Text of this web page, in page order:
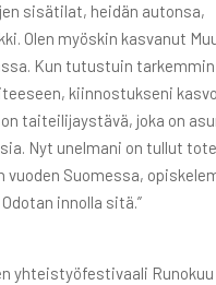
sisätilat, heidän autonsa,
Olen myöskin kasvanut
Kun tutustuin tarkemmin
kiinnostukseni
taiteilijaystävä, joka on
Nyt unelmani on tullut
vuoden Suomessa,
innolla sitä.”
yhteistyöfestivaali Runokuu